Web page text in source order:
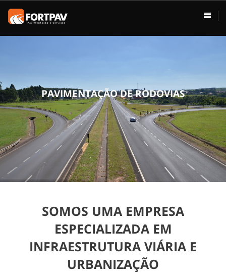
Vias Urbanas
Rodovias
Drenagem
Terraplenagem
Conservação
PAVIMENTAÇÃODERODOVIAS
SOMOS UMA EMPRESA
ESPECIALIZADA EM
INFRAESTRUTURA VIÁRIA E
URBANIZAÇÃO